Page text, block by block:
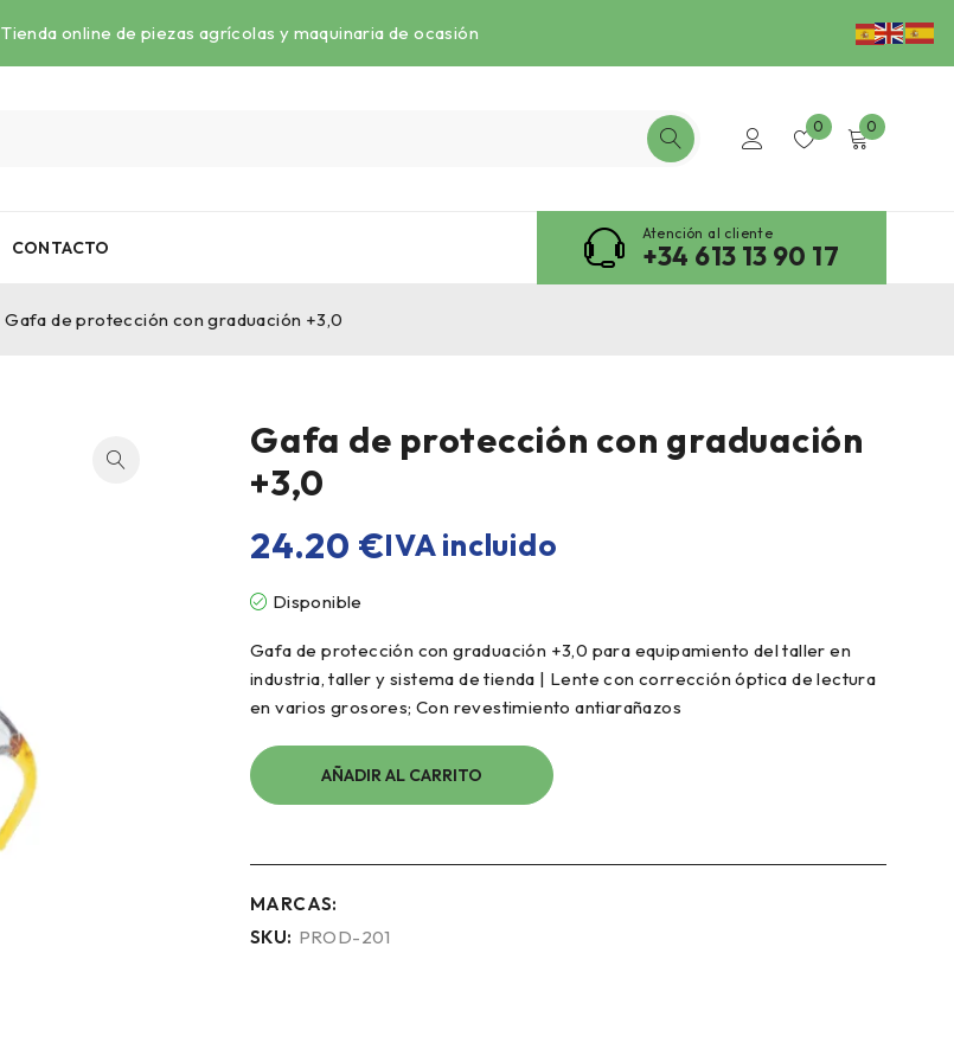
Tienda online de piezas agrícolas y maquinaria de ocasión
0 0
CONTACTO
Atención al cliente
+34 613 13 90 17
Gafa de protección con graduación +3,0
Gafa de protección con graduación
+3,0
24.20 €IVA incluido
Disponible
Gafa de protección con graduación +3,0 para equipamiento del taller en
industria, taller y sistema de tienda | Lente con corrección óptica de lectura
en varios grosores; Con revestimiento antiarañazos
AÑADIR AL CARRITO
MARCAS:
SKU: PROD-201